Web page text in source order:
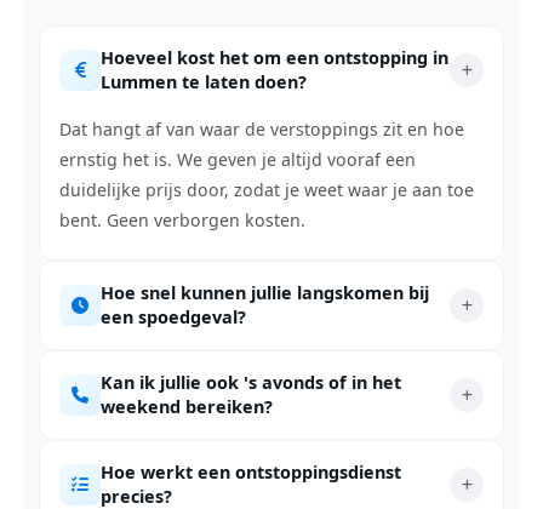
Hoeveel kost het om een ontstopping in
Lummen te laten doen?
Dat hangt af van waar de verstoppings zit en hoe
ernstig het is. We geven je altijd vooraf een
duidelijke prijs door, zodat je weet waar je aan toe
bent. Geen verborgen kosten.
Hoe snel kunnen jullie langskomen bij
een spoedgeval?
Kan ik jullie ook 's avonds of in het
weekend bereiken?
Hoe werkt een ontstoppingsdienst
precies?